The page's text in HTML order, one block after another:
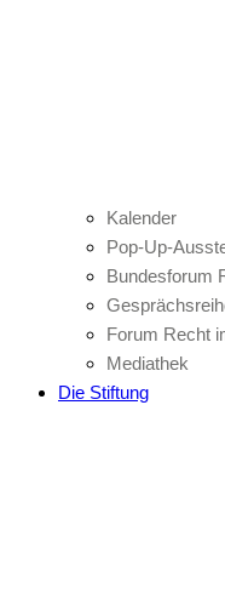
Kalender
Pop-Up-
Bundesforum
Forum Recht
Mediathek
Die Stiftung